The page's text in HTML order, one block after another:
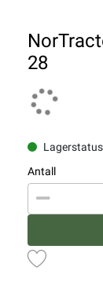
28
Antall